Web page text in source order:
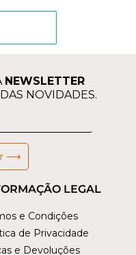
LEGAL
e Condições
de Privacidade
e Devoluções
NEWSLETTER
NOVIDADES.
⟶